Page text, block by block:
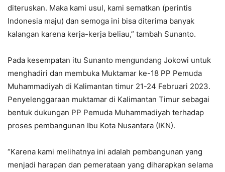
diteruskan. Maka kami usul, kami sematkan (perintis
Indonesia maju) dan semoga ini bisa diterima banyak
kalangan karena kerja-kerja beliau,” tambah Sunanto.
Pada kesempatan itu Sunanto mengundang Jokowi untuk
menghadiri dan membuka Muktamar ke-18 PP Pemuda
Muhammadiyah di Kalimantan timur 21-24 Februari 2023.
Penyelenggaraan muktamar di Kalimantan Timur sebagai
bentuk dukungan PP Pemuda Muhammadiyah terhadap
proses pembangunan Ibu Kota Nusantara (IKN).
“Karena kami melihatnya ini adalah pembangunan yang
menjadi harapan dan pemerataan yang diharapkan selama